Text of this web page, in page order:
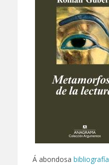
Á abondosa bibliografía